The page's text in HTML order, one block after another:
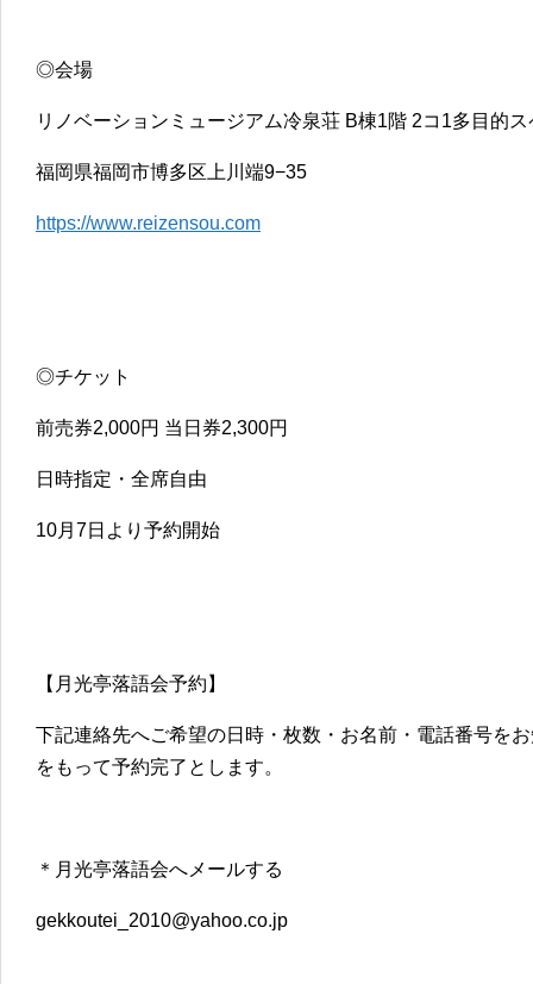
◎会場
リノベーションミュージアム冷泉荘 B棟1階 2コ1多目的ス
福岡県福岡市博多区上川端9−35
https://www.reizensou.com
◎チケット
前売券2,000円 当日券2,300円
日時指定・全席自由
10月7日より予約開始
【月光亭落語会予約】
下記連絡先へご希望の日時・枚数・お名前・電話番号を
をもって予約完了とします。
＊月光亭落語会へメールする
gekkoutei_2010@yahoo.co.jp